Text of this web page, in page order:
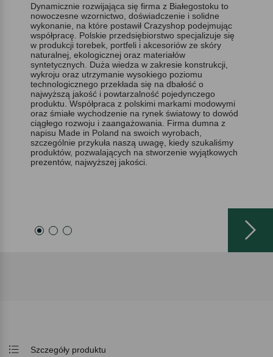
Dynamicznie rozwijająca się firma z Białegostoku to
nowoczesne wzornictwo, doświadczenie i solidne
wykonanie, na które postawił Crazyshop podejmując
współpracę. Polskie przedsiębiorstwo specjalizuje się
w produkcji torebek, portfeli i akcesoriów ze skóry
naturalnej, ekologicznej oraz materiałów
syntetycznych. Duża wiedza w zakresie konstrukcji,
wykroju oraz utrzymanie wysokiego poziomu
technologicznego przekłada się na dbałość o
najwyższą jakość i powtarzalność pojedynczego
produktu. Współpraca z polskimi markami modowymi
oraz śmiałe wychodzenie na rynek światowy to dowód
ciągłego rozwoju i zaangażowania. Firma dumna z
napisu Made in Poland na swoich wyrobach,
szczególnie przykuła naszą uwagę, kiedy szukaliśmy
produktów, pozwalających na stworzenie wyjątkowych
prezentów, najwyższej jakości.
Szczegóły produktu